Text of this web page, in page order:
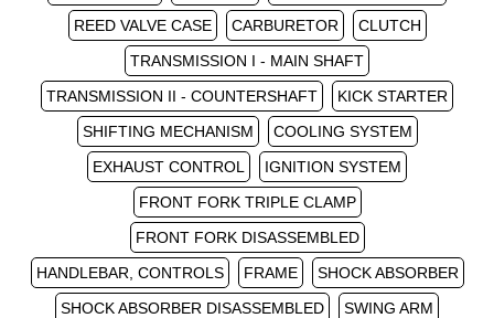
REED VALVE CASE
CARBURETOR
CLUTCH
TRANSMISSION I - MAIN SHAFT
TRANSMISSION II - COUNTERSHAFT
KICK STARTER
SHIFTING MECHANISM
COOLING SYSTEM
EXHAUST CONTROL
IGNITION SYSTEM
FRONT FORK TRIPLE CLAMP
FRONT FORK DISASSEMBLED
HANDLEBAR, CONTROLS
FRAME
SHOCK ABSORBER
SHOCK ABSORBER DISASSEMBLED
SWING ARM